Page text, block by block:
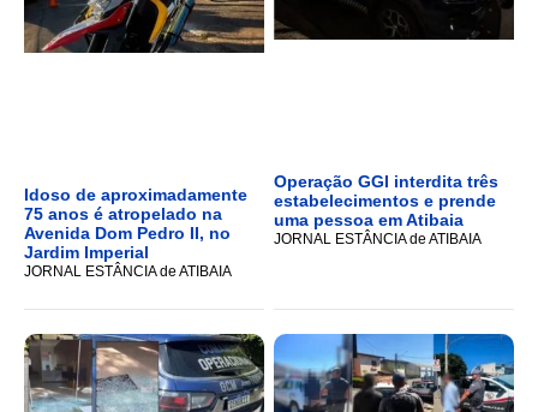
Idoso de aproximadamente
75 anos é atropelado na
Avenida Dom Pedro II, no
Jardim Imperial
JORNAL ESTÂNCIA de ATIBAIA
Operação GGI interdita três
estabelecimentos e prende
uma pessoa em Atibaia
JORNAL ESTÂNCIA de ATIBAIA